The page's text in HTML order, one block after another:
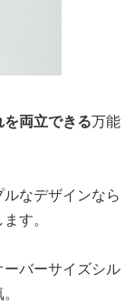
両立できる万能
なデザインなら
す。
バーサイズシル